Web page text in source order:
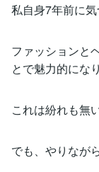
私自身7年前に気
ファッションと
とで魅力的にな
これは紛れも無
でも、やりなが